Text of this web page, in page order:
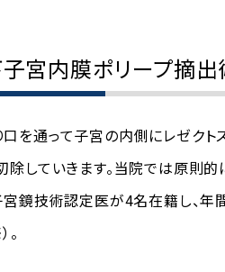
宮内膜ポリープ摘出
を通って子宮の内側にレゼク
除していきます。当院では原則
宮鏡技術認定医が4名在籍し、